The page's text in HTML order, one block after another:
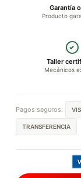
Garantía
Producto
Taller
Mecánicos
Pagos seguros:
TRANSFERENCIA